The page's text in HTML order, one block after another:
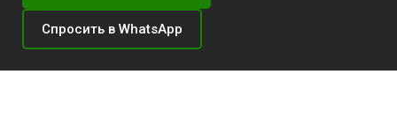
Спросить в WhatsApp